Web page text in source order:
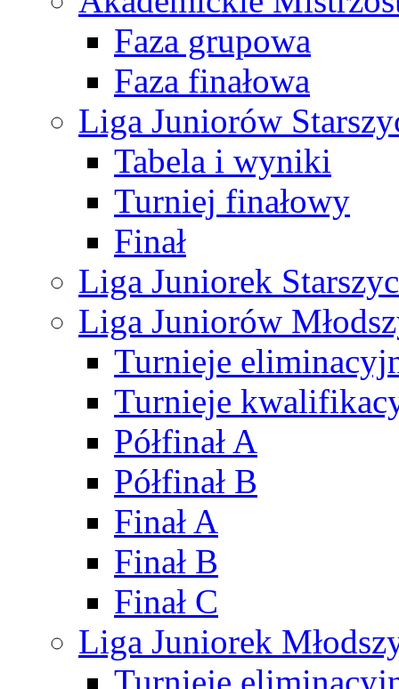
Faza grupowa
Faza finałowa
Liga Juniorów
Tabela i wyniki
Turniej finałowy
Finał
Liga Juniorek
Liga Juniorów
Turnieje
Turnieje
Półfinał A
Półfinał B
Finał A
Finał B
Finał C
Liga Juniorek
Turnieje